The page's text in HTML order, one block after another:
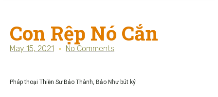
Con Rệp Nó Cắn
May 15, 2021 No Comments
Pháp thoại Thiền Sư Bảo Thành, Bảo Như bút ký